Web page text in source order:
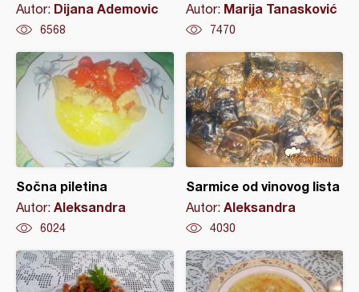
Autor: Dijana Ademovic
6568
Autor: Marija Tanasković
7470
Sočna piletina
Autor: Aleksandra
6024
Sarmice od vinovog lista
Autor: Aleksandra
4030